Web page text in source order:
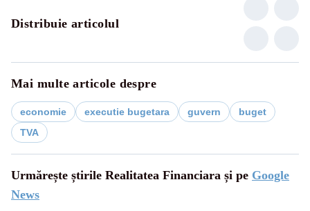
Distribuie articolul
Mai multe articole despre
economie executie bugetara guvern
buget
TVA
Urmărește știrile Realitatea Financiara și pe Google
News